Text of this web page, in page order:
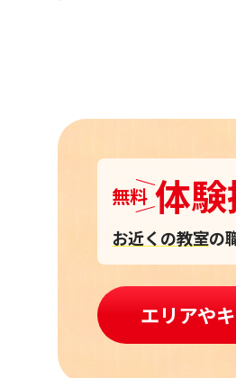
無料 体
お近くの教室の
エリアや